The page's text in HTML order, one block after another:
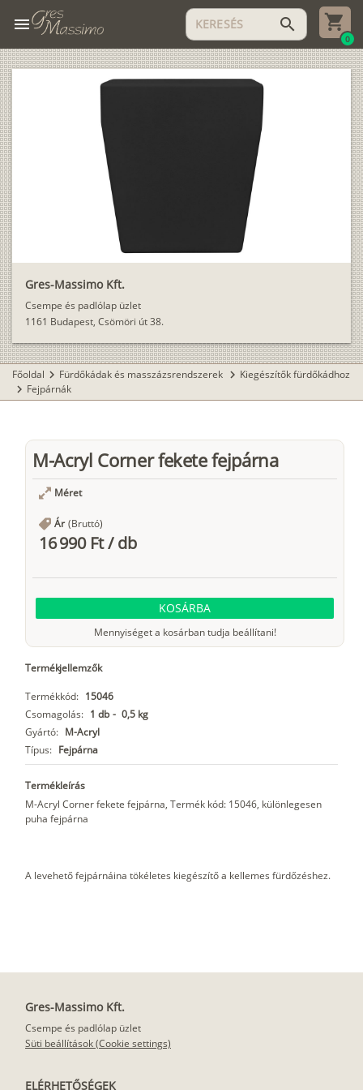
menu search
0
Gres-Massimo Kft.
Csempe és padlólap üzlet
1161 Budapest, Csömöri út 38.
Főoldal chevron_right Fürdőkádak és masszázsrendszerek chevron_right Kiegészítők fürdőkádhoz
chevron_right Fejpárnák
M-Acryl Corner fekete fejpárna
Méret
Ár (Bruttó)
16 990 Ft/db
KOSÁRBA
Mennyiséget a kosárban tudja beállítani!
Termékjellemzők
Termékkód: 15046
Csomagolás: 1 db - 0,5 kg
Gyártó: M-Acryl
Típus: Fejpárna
Termékleírás
M-Acryl Corner fekete fejpárna, Termék kód: 15046, különlegesen
puha fejpárna
A levehető fejpárnáina tökéletes kiegészítő a kellemes fürdőzéshez.
Gres-Massimo Kft.
Csempe és padlólap üzlet
Süti beállítások (Cookie settings)
ELÉRHETŐSÉGEK